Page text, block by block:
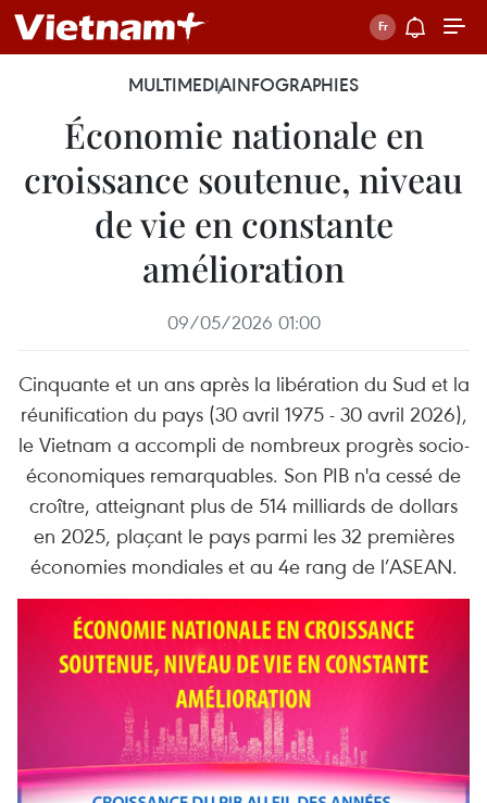
MULTIMEDIAINFOGRAPHIES
Économie nationale en
croissance soutenue, niveau
de vie en constante
amélioration
09/05/2026 01:00
Cinquante et un ans après la libération du Sud et la
réunification du pays (30 avril 1975 - 30 avril 2026),
le Vietnam a accompli de nombreux progrès socio-
économiques remarquables. Son PIB n'a cessé de
croître, atteignant plus de 514 milliards de dollars
en 2025, plaçant le pays parmi les 32 premières
économies mondiales et au 4e rang de l’ASEAN.